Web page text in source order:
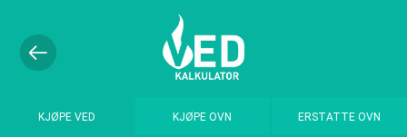
KJØPE VED KJØPE OVN ERSTATTE OVN